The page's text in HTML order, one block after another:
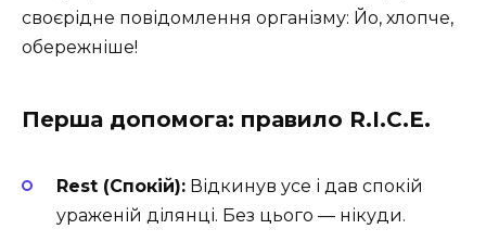
своєрідне повідомлення організму: Йо, хлопче,
обережніше!
Перша допомога: правило R.I.C.E.
Rest (Спокій): Відкинув усе і дав спокій
ураженій ділянці. Без цього — нікуди.